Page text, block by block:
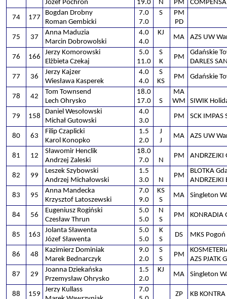
Józef Pochroń
19.0
N
PM
74
177
Bogdan Drobny
Roman Gembicki
7.0
7.0
S
PM
PD
75
37
Anna Maduzia
Marcin Dobrowolski
4.0
4.0
KJ
MA AZS UW
76 166
Jerzy Komorowski
Elżbieta Czekaj
5.0
11.0
S
K
PM
Gdańskie
DARLES
77
36
Jerzy Kajzer
Wiesława Kasperek
4.0
4.0
S
KS
PM Gdańskie
78 42
Tom Townsend
Lech Ohrysko
18.0
17.0
S
MA
WM
SIWIK
79
158
Daniel Wesołowski
Michał Gutowski
4.0
3.0
PM SCK IMPAS
80 63
Filip Czaplicki
Karol Konopko
1.5
2.0
J
J
MA AZS UW
81 12
Sławomir Henclik
Andrzej Zaleski
18.0
7.0
N
PM ANDRZEJKI
82 99
Leszek Szybowski
Andrzej Michałowski
1.5
3.0
N
PM
BLOTKA
ANDRZEJKI
83
95
Anna Mandecka
Krzysztof Latoszewski
7.0
9.0
KS
S
MA Singleton
84 56
Eugeniusz Rogiński
Czesław Thrun
5.0
5.0
N
S
PM KONRADIA
85 163
Jolanta Sławenta
Józef Sławenta
5.0
5.0
K
S
DS MKS Pogoń
86 48
Kazimierz Dominiak
Marek Bednarczyk
9.0
2.0
S
S
PM
AZS PJATK
87
29
Joanna Dziekańska
Przemysław Ohrysko
1.5
2.0
KJ
MA Singleton
88 159
Jerzy Kullass
7.0
ZP KB